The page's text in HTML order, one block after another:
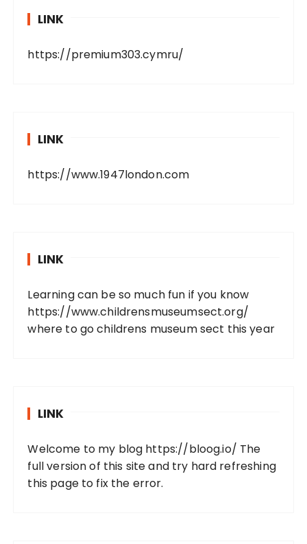
LINK
https://premium303.cymru/
LINK
https://www.1947london.com
LINK
Learning can be so much fun if you know
https://www.childrensmuseumsect.org/
where to go childrens museum sect this year
LINK
Welcome to my blog https://bloog.io/ The
full version of this site and try hard refreshing
this page to fix the error.